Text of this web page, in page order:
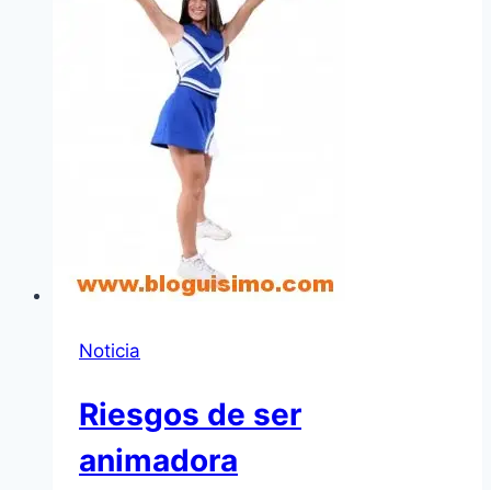
Noticia
Riesgos de ser
animadora